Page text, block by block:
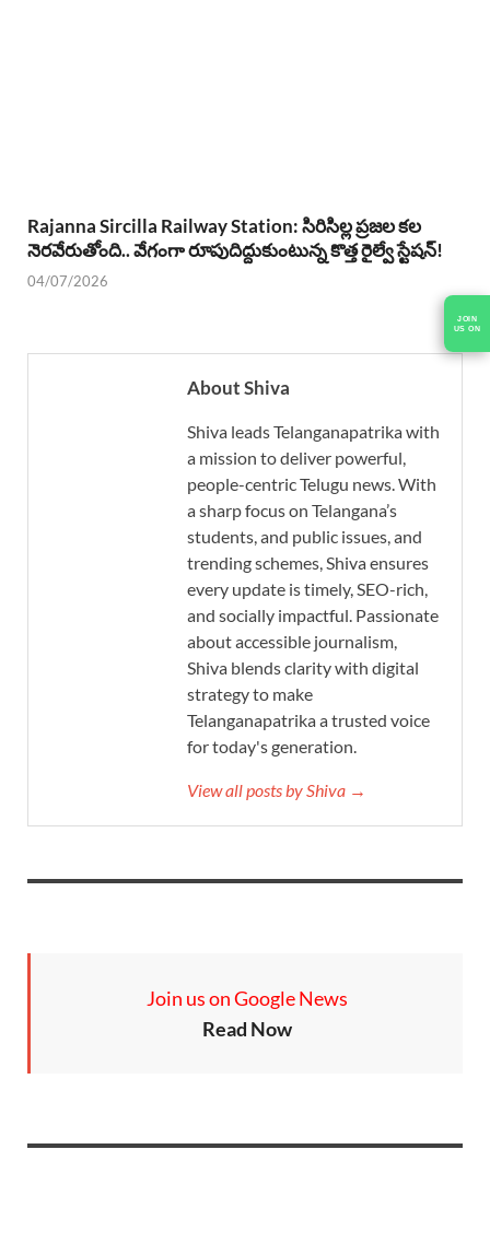
JOIN
US ON
Rajanna Sircilla Railway Station: సిరిసిల్ల ప్రజల కల
నెరవేరుతోంది.. వేగంగా రూపుదిద్దుకుంటున్న కొత్త రైల్వే స్టేషన్!
04/07/2026
About Shiva
Shiva leads Telanganapatrika with
a mission to deliver powerful,
people-centric Telugu news. With
a sharp focus on Telangana’s
students, and public issues, and
trending schemes, Shiva ensures
every update is timely, SEO-rich,
and socially impactful. Passionate
about accessible journalism,
Shiva blends clarity with digital
strategy to make
Telanganapatrika a trusted voice
for today's generation.
View all posts by Shiva →
Join us on Google News
Read Now